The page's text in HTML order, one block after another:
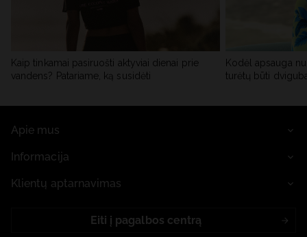
Kaip tinkamai pasiruošti aktyviai dienai prie
vandens? Patariame, ką susidėti
Kodėl apsauga
turėtų būti
Apie mus
Informacija
Klientų aptarnavimas
Eiti į pagalbos centrą